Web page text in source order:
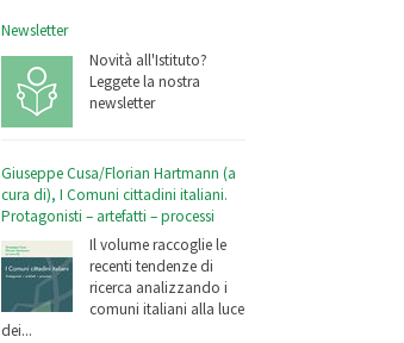
Newsletter
Novità all'Istituto?
Leggete la nostra
newsletter
Giuseppe Cusa/Florian Hartmann (a
cura di), I Comuni cittadini italiani.
Protagonisti – artefatti – processi
Il volume raccoglie le
recenti tendenze di
ricerca analizzando i
comuni italiani alla luce
dei...